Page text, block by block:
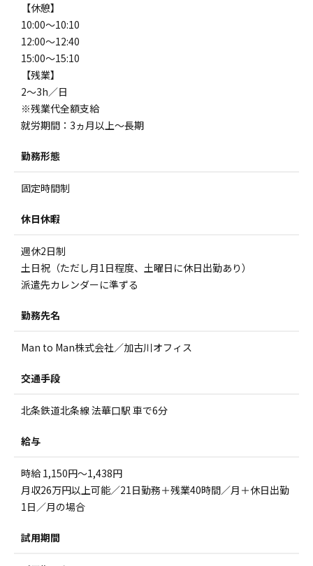
【休憩】
10:00～10:10
12:00～12:40
15:00～15:10
【残業】
2～3h／日
※残業代全額支給
就労期間：3ヵ月以上～長期
勤務形態
固定時間制
休日休暇
週休2日制
土日祝（ただし月1日程度、土曜日に休日出勤あり）
派遣先カレンダーに準ずる
勤務先名
Man to Man株式会社／加古川オフィス
交通手段
北条鉄道北条線 法華口駅 車で6分
給与
時給 1,150円～1,438円
月収26万円以上可能／21日勤務＋残業40時間／月＋休日出勤
1日／月の場合
試用期間